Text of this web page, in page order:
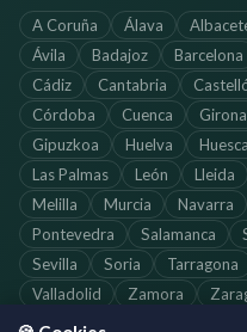
A Coruña Álava
Ávila
Badajoz Barcelona
Cádiz
Cantabria
Córdoba
Cuenca Girona
Gipuzkoa
Huelva Huesca
Las Palmas
León Lleida
Melilla
Murcia Navarra
Pontevedra
Salamanca
Sevilla
Soria Tarragona
Valladolid
Zamora